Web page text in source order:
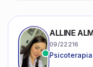
ALLINE
09/22216